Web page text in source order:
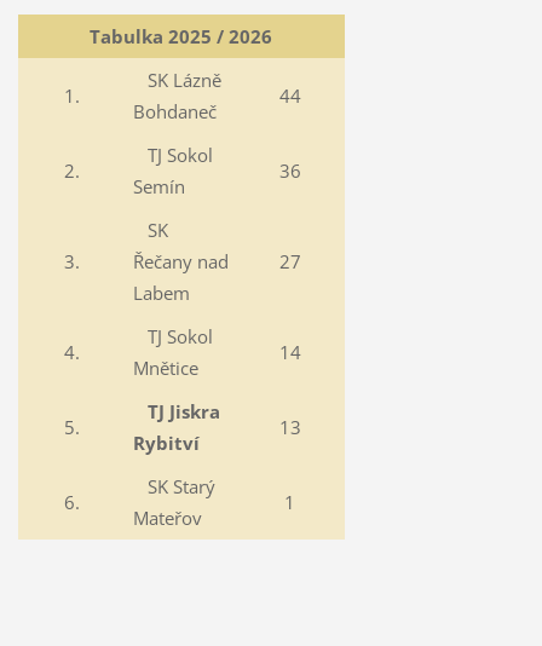
Tabulka 2025 / 2026
1.
SK Lázně
Bohdaneč
44
2.
TJ Sokol
Semín
36
3.
SK
Řečany nad
Labem
27
4.
TJ Sokol
Mnětice
14
5.
TJ Jiskra
Rybitví
13
6.
SK Starý
Mateřov
1